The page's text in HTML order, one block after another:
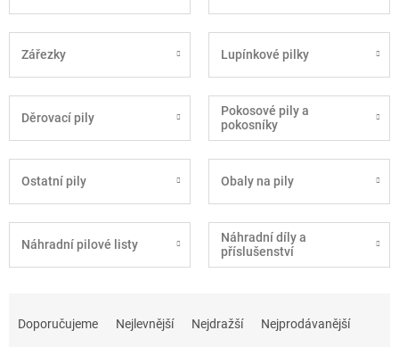
Zářezky Lupínkové pilky
Děrovací pily
Pokosové pily a
pokosníky
Ostatní pily Obaly na pily
Náhradní pilové listy
Náhradní díly a
příslušenství
aDoporučujeme Nejlevnější Nejdražší Nejprodávanější